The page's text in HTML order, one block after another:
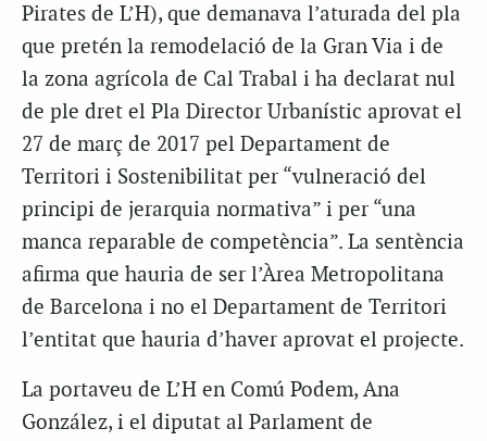
Pirates de L’H), que demanava l’aturada del pla
que pretén la remodelació de la Gran Via i de
la zona agrícola de Cal Trabal i ha declarat nul
de ple dret el Pla Director Urbanístic aprovat el
27 de març de 2017 pel Departament de
Territori i Sostenibilitat per “vulneració del
principi de jerarquia normativa” i per “una
manca reparable de competència”. La sentència
afirma que hauria de ser l’Àrea Metropolitana
de Barcelona i no el Departament de Territori
l’entitat que hauria d’haver aprovat el projecte.
La portaveu de L’H en Comú Podem, Ana
González, i el diputat al Parlament de